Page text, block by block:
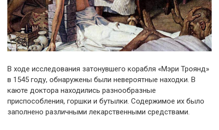
В ходе исследования затонувшего корабля «Мэри Троянд»
в 1545 году, обнаружены были невероятные находки. В
каюте доктора находились разнообразные
приспособления, горшки и бутылки. Содержимое их было
заполнено различными лекарственными средствами.